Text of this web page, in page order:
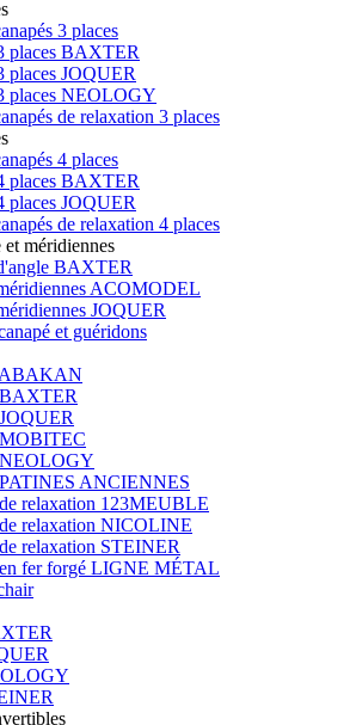
3 places
places BAXTER
places JOQUER
places NEOLOGY
de relaxation 3 places
4 places
places BAXTER
places JOQUER
de relaxation 4 places
et méridiennes
BAXTER
ACOMODEL
JOQUER
et guéridons
ABAKAN
ANCIENNES
relaxation 123MEUBLE
relaxation NICOLINE
relaxation STEINER
fer forgé LIGNE MÉTAL